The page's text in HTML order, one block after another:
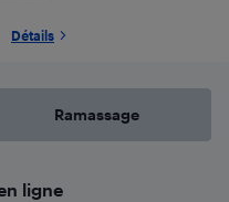
Détails
Ramassage
ligne